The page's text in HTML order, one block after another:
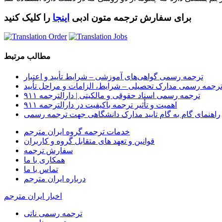
برای سفارش ترجمه متون ادبی اینجا را کلیک کنید
مطالب مرتبط
ترجمه رسمی گواهی‌های آموزشی – شرایط تأیید و اعتبار
ترجمه رسمی مدارک تحصیلی – شرایط، الزامات و مراحل تأیید
ترجمه رسمی اسناد حقوقی و مالکیتی | دارالترجمه ۹۱۱
اهمیت و تأثیر ترجمه باکیفیت در دارالترجمه ۹۱۱
راهنمای گام به گام تایید مدارک دانشگاهی جهت ترجمه رسمی
خدمات ترجمه گروه ایران مترجم
قوانین و تعهد های متقابل گروه و کاربران
سفارش ترجمه
همکاری با ما
تماس با ما
درباره ایران مترجم
اخبار ایران مترجم
ترجمه رسمی ناتی